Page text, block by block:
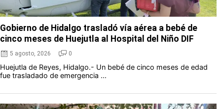
Gobierno de Hidalgo trasladó vía aérea a bebé de
cinco meses de Huejutla al Hospital del Niño DIF
5 agosto, 2026 0
Huejutla de Reyes, Hidalgo.- Un bebé de cinco meses de edad
fue trasladado de emergencia ...